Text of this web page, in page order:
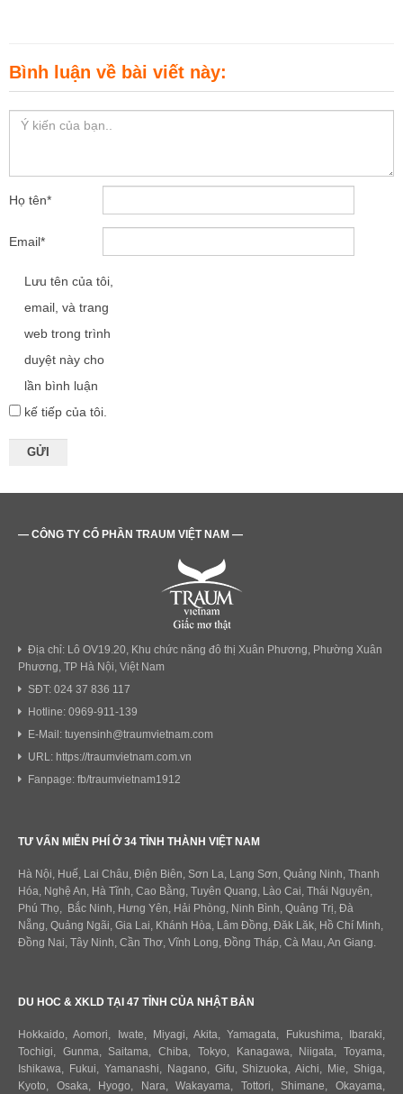
Bình luận về bài viết này:
Họ tên*
Email*
Lưu tên của tôi,
email, và trang
web trong trình
duyệt này cho
lần bình luận
kế tiếp của tôi.
— CÔNG TY CỔ PHẦN TRAUM VIỆT NAM —
Địa chỉ: Lô OV19.20, Khu chức năng đô thị Xuân Phương, Phường Xuân
Phương, TP Hà Nội, Việt Nam
SĐT: 024 37 836 117
Hotline: 0969-911-139
E-Mail: tuyensinh@traumvietnam.com
URL: https://traumvietnam.com.vn
Fanpage: fb/traumvietnam1912
TƯ VẤN MIỄN PHÍ Ở 34 TỈNH THÀNH VIỆT NAM
Hà Nội, Huế, Lai Châu, Điện Biên, Sơn La, Lạng Sơn, Quảng Ninh, Thanh
Hóa, Nghệ An, Hà Tĩnh, Cao Bằng, Tuyên Quang, Lào Cai, Thái Nguyên,
Phú Thọ, Bắc Ninh, Hưng Yên, Hải Phòng, Ninh Bình, Quảng Trị, Đà
Nẵng, Quảng Ngãi, Gia Lai, Khánh Hòa, Lâm Đồng, Đăk Lăk, Hồ Chí Minh,
Đồng Nai, Tây Ninh, Cần Thơ, Vĩnh Long, Đồng Tháp, Cà Mau, An Giang.
DU HOC & XKLD TẠI 47 TỈNH CỦA NHẬT BẢN
Hokkaido ,Aomori Iwate Miyagi ,Akita ,Yamagata Fukushima Ibaraki
Tochigi
Gunma Saitama ,Chiba Tokyo Kanagawa Niigata ,Toyama
Ishikawa
Fukui, Yamanashi Nagano Gifu Shizuoka ,Aichi Mie Shiga
Kyoto
Osaka Hyogo Nara ,Wakayama Tottori Shimane ,Okayama